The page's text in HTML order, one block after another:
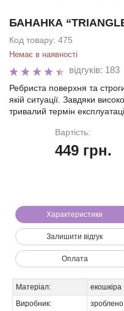
БАНАНКА
Код товару: 475
Немає в наявності
відгуків: 183
Ребриста поверхня та
якій ситуації. Завдяки
тривалий термін
Вартість:
449грн.
Характеристики
Залишити відгук
Оплата
Матеріал:
екошкіра
Виробник:
зроблено